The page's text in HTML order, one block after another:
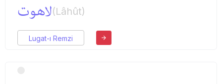
لاهوت(Lâhût)
Lugat-ı Remzi